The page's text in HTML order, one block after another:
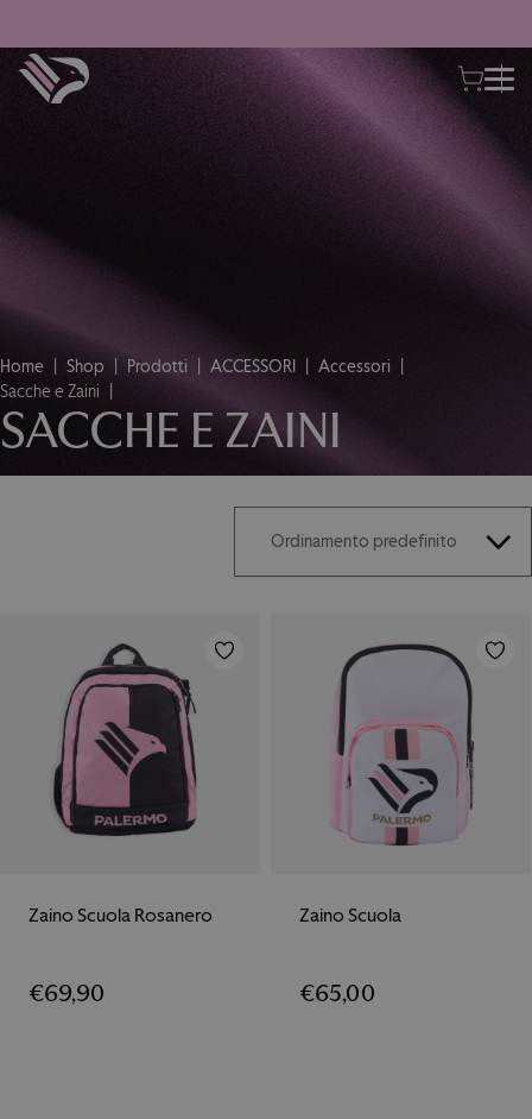
Home Shop Prodotti ACCESSORI
Accessori
Sacche e Zaini
SACCHE E ZAINI
Zaino Scuola Rosanero
€69,90
Zaino Scuola
€65,00